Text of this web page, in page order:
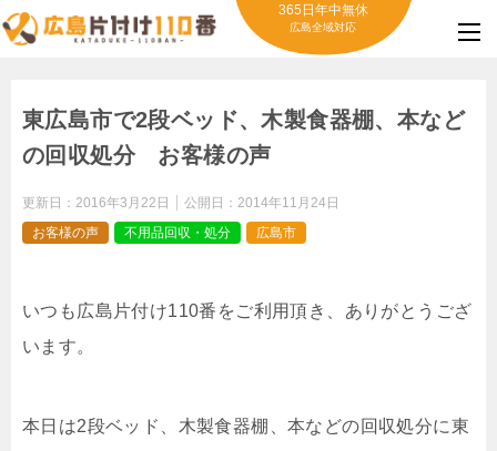
365日年中無休
広島全域対応
東広島市で2段ベッド、木製食器棚、本など
の回収処分 お客様の声
更新日： 2016年3月22日 公開日： 2014年11月24日
お客様の声
不用品回収・処分 広島市
いつも広島片付け110番をご利用頂き、ありがとうござ
います。
本日は2段ベッド、木製食器棚、本などの回収処分に東